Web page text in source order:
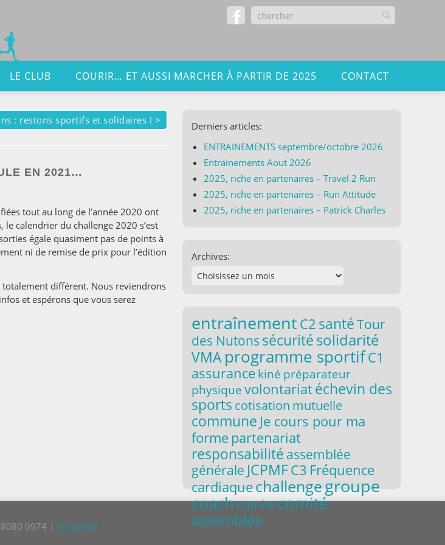
LE CLUB COURIR… ET AUSSI MARCHER À PARTIR DE 2025 CONTACT
: restons sportifs et solidaires ! >
EN 2021…
tout au long de l’année 2020 ont
calendrier du challenge 2020 s’est
égale quasiment pas de points à
ni de remise de prix pour l’édition
différent. Nous reviendrons
et espérons que vous serez
Derniers articles:
ENTRAINEMENTS septembre/octobre 2026
Entrainements Aout 2026
2025, riche en partenaires – Travel 2 Run
2025, riche en partenaires – Run Attitude
2025, riche en partenaires – Patrick Charles
Archives:
entraînement C2 santéTour
des Nutons sécuritésolidarité
VMAprogramme sportifC1
assurance kiné préparateur
physique volontariatéchevin des
sports cotisation mutuelle
commune Je cours pour ma
forme partenariat
responsabilité assemblée
générale JCPMFC3 Fréquence
cardiaquechallengegroupe
coachcomitecomité
assemblée
0974 | Vie privée